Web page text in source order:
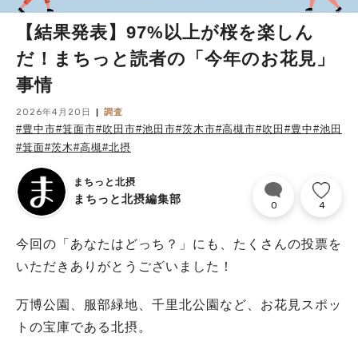
【結果発表】97%以上が桜を楽しん
だ！まちっと読者の「今年のお花見」
事情
2026年4月20日 調査
#豊中市#箕面市#吹田市#池田市#茨木市#高槻市#吹田 #豊中#池田
#箕面#茨木#高槻#北摂
まちっと北摂
まちっと北摂編集部 0 4
今回の「あなたはどっち？」にも、たくさんの投票を
いただきありがとうございました！
万博公園、服部緑地、千里北公園など、お花見スポッ
トの宝庫である北摂。